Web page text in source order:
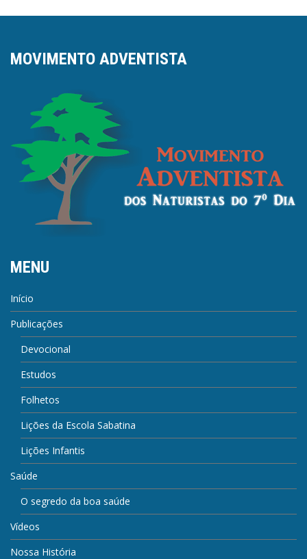
MOVIMENTO ADVENTISTA
MENU
Início
Publicações
Devocional
Estudos
Folhetos
Lições da Escola Sabatina
Lições Infantis
Saúde
O segredo da boa saúde
Vídeos
Nossa História